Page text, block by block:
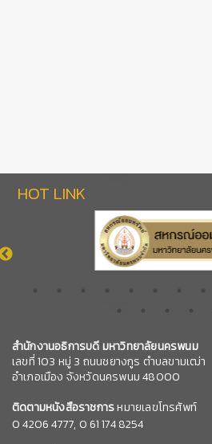
HOT LINK
สำนักงานอธิการบดี มหาวิทยาลัยนครพนม
เลขที่ 103 หมู่ 3 ถนนชยางกูร ตำบลขามเฒ่า
อำเภอเมือง จังหวัดนครพนม 48000
ติดตามหนังสือราชการหมายเลขโทรศัพท์
04206 4777, 0 61 174 8254